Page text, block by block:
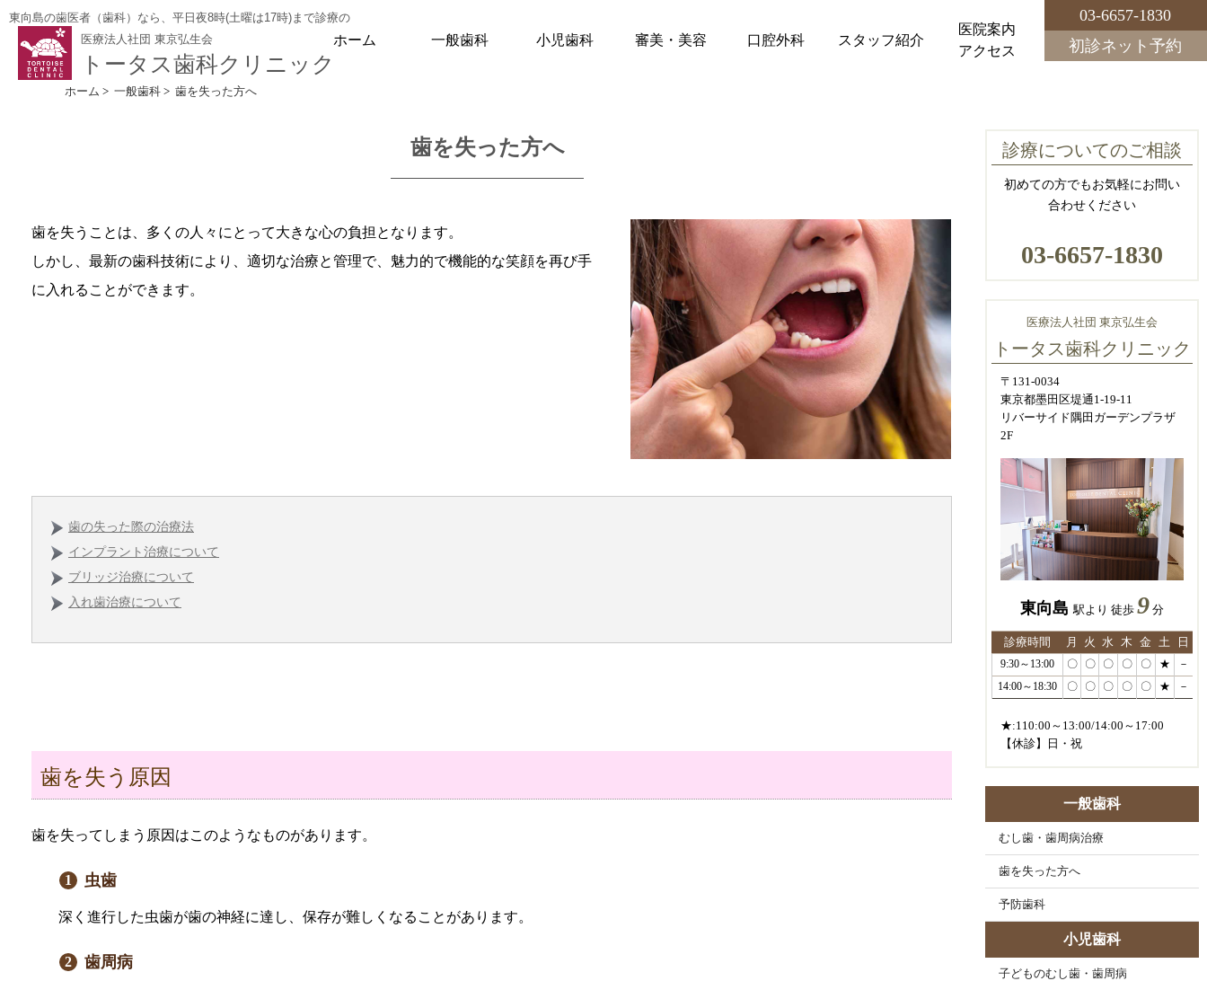
東向島の歯医者（歯科）なら、平日夜8時(土曜は17時)まで診療の
医療法人社団 東京弘生会
トータス歯科クリニック
ホーム 一般歯科 小児歯科 審美・美容 口腔外科 スタッフ紹介
医院案内
アクセス
03-6657-1830
初診ネット予約
ホーム > 一般歯科 > 歯を失った方へ
歯を失った方へ
歯を失うことは、多くの人々にとって大きな心の負担となります。
しかし、最新の歯科技術により、適切な治療と管理で、魅力的で機能的な笑顔を再び手
に入れることができます。
歯の失った際の治療法
インプラント治療について
ブリッジ治療について
入れ歯治療について
歯を失う原因
歯を失ってしまう原因はこのようなものがあります。
虫歯
深く進行した虫歯が歯の神経に達し、保存が難しくなることがあります。
歯周病
診療についてのご相談
初めての方でもお気軽にお問い
合わせください
03-6657-1830
医療法人社団 東京弘生会
トータス歯科クリニック
〒131-0034
東京都墨田区堤通1-19-11
リバーサイド隅田ガーデンプラザ
2F
東向島 駅より 徒歩 9 分
診療時間 月 火 水 木 金 土 日
9:30～13:00 〇 〇 〇 〇 〇 ★
－
14:00～18:30
〇 〇 〇 〇 〇 ★ －
★:110:00～13:00/14:00～17:00
【休診】日・祝
一般歯科
むし歯・歯周病治療
歯を失った方へ
予防歯科
小児歯科
子どものむし歯・歯周病